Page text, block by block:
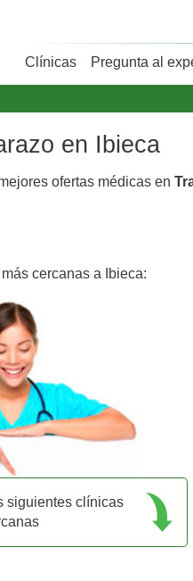
Clínicas Pregunta al
en Ibieca
ofertas médicas en
más cercanas a Ibieca:
siguientes clínicas